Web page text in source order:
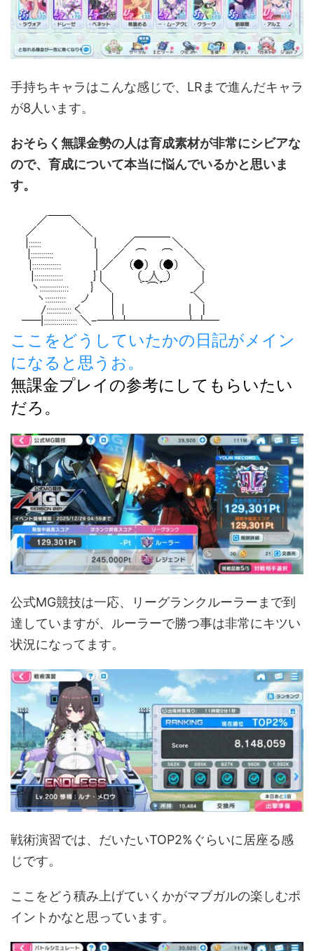
手持ちキャラはこんな感じで、LRまで進んだキャラ
が8人います。
おそらく無課金勢の人は育成素材が非常にシビアな
ので、育成について本当に悩んでいるかと思いま
す。
ここをどうしていたかの日記がメイン
になると思うお。
無課金プレイの参考にしてもらいたい
だろ。
公式MG競技は一応、リーグランクルーラーまで到
達していますが、ルーラーで勝つ事は非常にキツい
状況になってます。
戦術演習では、だいたいTOP2%ぐらいに居座る感
じです。
ここをどう積み上げていくかがマブガルの楽しむポ
イントかなと思っています。